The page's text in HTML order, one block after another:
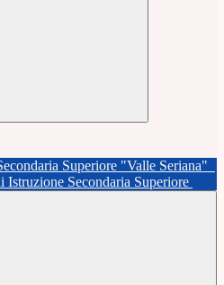
Istruzione Secondaria Superiore